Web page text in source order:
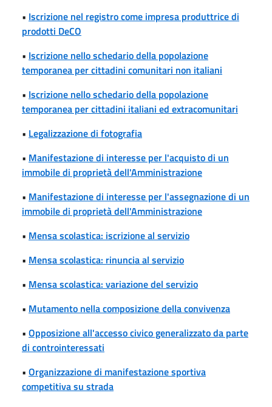
• Iscrizione nel registro come impresa produttrice di
prodotti DeCO
• Iscrizione nello schedario della popolazione
temporanea per cittadini comunitari non italiani
• Iscrizione nello schedario della popolazione
temporanea per cittadini italiani ed extracomunitari
• Legalizzazione di fotografia
• Manifestazione di interesse per l'acquisto di un
immobile di proprietà dell'Amministrazione
• Manifestazione di interesse per l'assegnazione di un
immobile di proprietà dell'Amministrazione
• Mensa scolastica: iscrizione al servizio
• Mensa scolastica: rinuncia al servizio
• Mensa scolastica: variazione del servizio
• Mutamento nella composizione della convivenza
• Opposizione all'accesso civico generalizzato da parte
di controinteressati
• Organizzazione di manifestazione sportiva
competitiva su strada